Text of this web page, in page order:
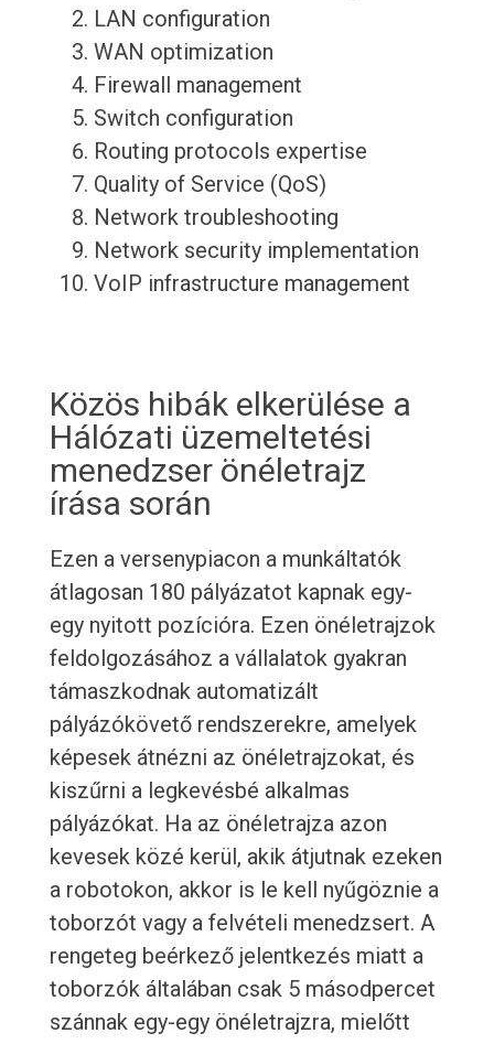
LAN configuration
WAN optimization
Firewall management
Switch configuration
Routing protocols expertise
Quality of Service (QoS)
Network troubleshooting
Network security implementation
VoIP infrastructure management
Közös hibák elkerülése a
Hálózati üzemeltetési
menedzser önéletrajz
írása során
Ezen a versenypiacon a munkáltatók
átlagosan 180 pályázatot kapnak egy-
egy nyitott pozícióra. Ezen önéletrajzok
feldolgozásához a vállalatok gyakran
támaszkodnak automatizált
pályázókövető rendszerekre, amelyek
képesek átnézni az önéletrajzokat, és
kiszűrni a legkevésbé alkalmas
pályázókat. Ha az önéletrajza azon
kevesek közé kerül, akik átjutnak ezeken
a robotokon, akkor is le kell nyűgöznie a
toborzót vagy a felvételi menedzsert. A
rengeteg beérkező jelentkezés miatt a
toborzók általában csak 5 másodpercet
szánnak egy-egy önéletrajzra, mielőtt